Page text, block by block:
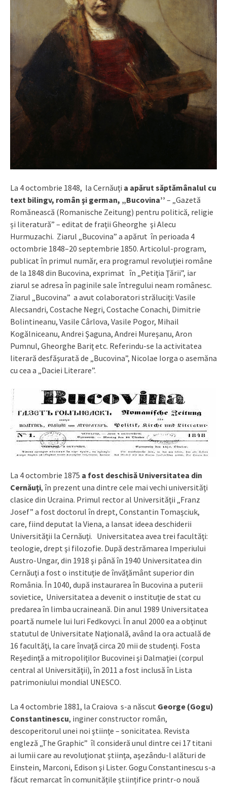
La 4 octombrie 1848, la Cernăuţi a apărut săptămânalul cu
text bilingv, român şi german, „Bucovina’’ – „Gazetă
Romănească (Romanische Zeitung) pentru politică, religie
și literatură” – editat de fraţii Gheorghe şi Alecu
Hurmuzachi. Ziarul „Bucovina” a apărut în perioada 4
octombrie 1848–20 septembrie 1850. Articolul-program,
publicat în primul număr, era programul revoluţiei române
de la 1848 din Bucovina, exprimat în „Petiţia Ţării”, iar
ziarul se adresa în paginile sale întregului neam românesc.
Ziarul „Bucovina” a avut colaboratori străluciţi: Vasile
Alecsandri, Costache Negri, Costache Conachi, Dimitrie
Bolintineanu, Vasile Cârlova, Vasile Pogor, Mihail
Kogălniceanu, Andrei Şaguna, Andrei Mureşanu, Aron
Pumnul, Gheorghe Bariţ etc. Referindu-se la activitatea
literară desfăşurată de „Bucovina”, Nicolae Iorga o asemăna
cu cea a „Daciei Literare”.
La 4 octombrie 1875 a fost deschisă Universitatea din
Cernăuţi, în prezent una dintre cele mai vechi universităţi
clasice din Ucraina. Primul rector al Universităţii „Franz
Josef” a fost doctorul în drept, Constantin Tomaşciuk,
care, fiind deputat la Viena, a lansat ideea deschiderii
Universităţii la Cernăuţi. Universitatea avea trei facultăţi:
teologie, drept şi filozofie. După destrămarea Imperiului
Austro-Ungar, din 1918 şi până în 1940 Universitatea din
Cernăuţi a fost o instituţie de învăţământ superior din
România. În 1040, după instaurarea în Bucovina a puterii
sovietice, Universitatea a devenit o instituţie de stat cu
predarea în limba ucraineană. Din anul 1989 Universitatea
poartă numele lui Iuri Fedkovyci. În anul 2000 ea a obţinut
statutul de Universitate Naţională, având la ora actuală de
16 facultăţi, la care învaţă circa 20 mii de studenţi. Fosta
Reşedinţă a mitropoliţilor Bucovinei şi Dalmaţiei (corpul
central al Universităţii), în 2011 a fost inclusă în Lista
patrimoniului mondial UNESCO.
La 4 octombrie 1881, la Craiova s-a născut George (Gogu)
Constantinescu, inginer constructor român,
descoperitorul unei noi ştiinţe – sonicitatea. Revista
engleză „The Graphic” îl consideră unul dintre cei 17 titani
ai lumii care au revoluţionat ştiinţa, aşezându-l alături de
Einstein, Marconi, Edison şi Lister. Gogu Constantinescu s-a
făcut remarcat în comunitățile științifice printr-o nouă